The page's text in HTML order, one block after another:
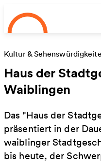
Skip to main content
Kultur &
Haus der
Waiblingen
Das "Haus der
präsentiert in der
waiblinger
bis heute, der